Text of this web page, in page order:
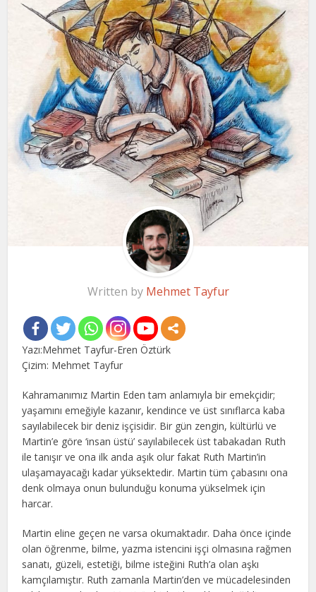
Written by Mehmet Tayfur
Yazı:Mehmet Tayfur-Eren Öztürk
Çizim: Mehmet Tayfur
Kahramanımız Martin Eden tam anlamıyla bir emekçidir;
yaşamını emeğiyle kazanır, kendince ve üst sınıflarca kaba
sayılabilecek bir deniz işçisidir. Bir gün zengin, kültürlü ve
Martin’e göre ‘insan üstü’ sayılabilecek üst tabakadan Ruth
ile tanışır ve ona ilk anda aşık olur fakat Ruth Martin’in
ulaşamayacağı kadar yüksektedir. Martin tüm çabasını ona
denk olmaya onun bulunduğu konuma yükselmek için
harcar.
Martin eline geçen ne varsa okumaktadır. Daha önce içinde
olan öğrenme, bilme, yazma istencini işçi olmasına rağmen
sanatı, güzeli, estetiği, bilme isteğini Ruth’a olan aşkı
kamçılamıştır. Ruth zamanla Martin’den ve mücadelesinden